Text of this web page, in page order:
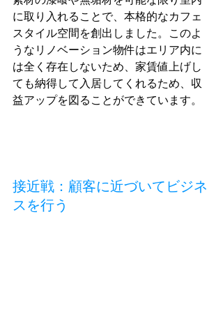
に取り入れることで、本格的なカフェ
スタイル空間を創出しました。このよ
うなリノベーション物件はエリア内に
は全く存在しないため、家賃値上げし
ても納得して入居してくれるため、収
益アップを図ることができています。
接近戦：顧客に近づいてビジネ
スを行う